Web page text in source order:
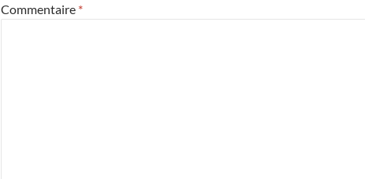
Commentaire *